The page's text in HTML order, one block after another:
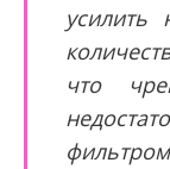
усилить
что